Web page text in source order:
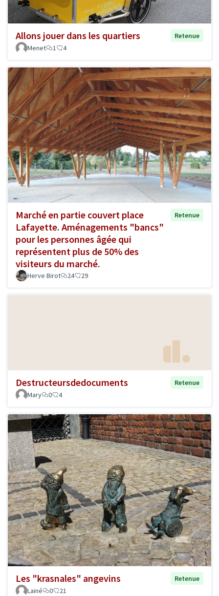
Allons jouer dans les quartiers
Retenue
Menet
1 4
Marché en partie couvert place
Lafayette. Aménagements "bancs"
pour les personnes âgée qui
représentent plus de 50% des
visiteurs du marché.
Retenue
Herve Birot 24 29
Destructeursdedocuments
Retenue
Mary
0 4
Les "krasnales" angevins
Retenue
Lainé
0 21